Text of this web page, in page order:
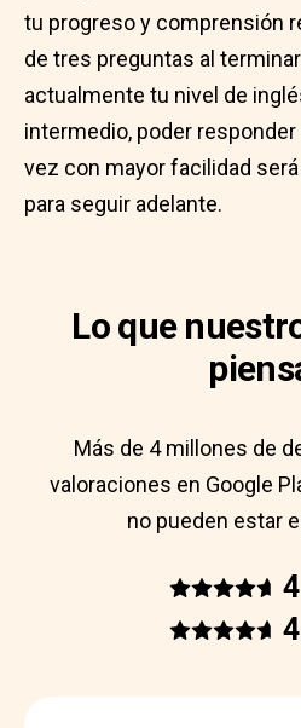
tu progreso y comprensión
de tres preguntas al
actualmente tu nivel de
intermedio, poder
vez con mayor facilidad
para seguir adelante.
Lo que
Más de 4 millones de
valoraciones en Google
no pueden estar